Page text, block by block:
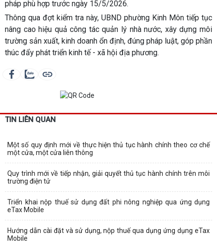
pháp phù hợp trước ngày 15/5/2026.
Thông qua đợt kiểm tra này, UBND phường Kinh Môn tiếp tục
nâng cao hiệu quả công tác quản lý nhà nước, xây dựng môi
trường sản xuất, kinh doanh ổn định, đúng pháp luật, góp phần
thúc đẩy phát triển kinh tế - xã hội địa phương.
TIN LIÊN QUAN
Một số quy định mới về thực hiện thủ tục hành chính theo cơ chế
một cửa, một cửa liên thông
Quy trình mới về tiếp nhận, giải quyết thủ tục hành chính trên môi
trường điện tử
Triển khai nộp thuế sử dụng đất phi nông nghiệp qua ứng dụng
eTax Mobile
Hướng dẫn cài đặt và sử dụng, nộp thuế qua dụng ứng dụng eTax
Mobile